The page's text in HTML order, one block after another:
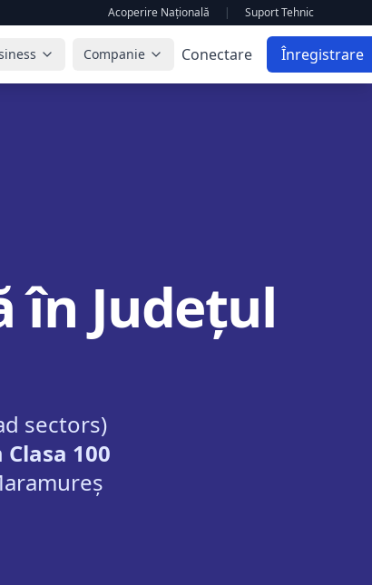
Acoperire Națională | Suport Tehnic
Companie Conectare Înregistrare
în Județul
sectors)
100